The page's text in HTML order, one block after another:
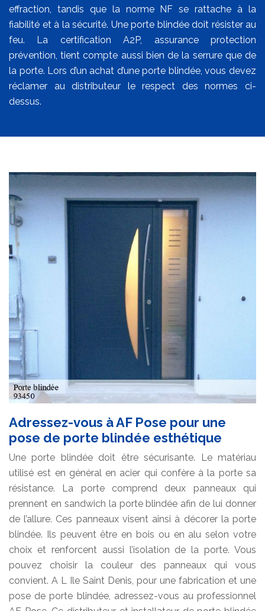
effraction, tandis que la norme NF se rattache à la
fiabilité et à la sécurité. Une porte blindée doit résister au
feu. La certification A2P, assurance protection
prévention, tient compte aussi bien de la serrure que de
la porte. Lors d’un achat d’une porte blindée, vous devez
réclamer au distributeur le respect des normes ci-
dessus.
Adressez-vous à AF Pose pour une
pose de porte blindée esthétique
Une porte blindée doit être sécurisante. Le matériau
utilisé est en général en acier qui confère à la porte sa
résistance. La porte comprend deux panneaux qui
prennent en sandwich la porte blindée afin de lui donner
de l’allure. Ces panneaux visent ainsi à décorer la porte
blindée. Ils peuvent être en bois ou en alu selon votre
choix et renforcent aussi l’isolation de la porte. Vous
pouvez choisir la couleur des panneaux qui vous
convient. A L Ile Saint Denis, pour une fabrication et une
pose de porte blindée, adressez-vous au professionnel